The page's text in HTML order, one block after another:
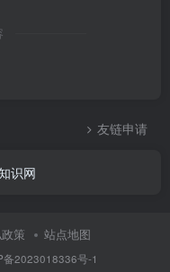
友链申请
识网
策 站点地图
备2023018336号-1